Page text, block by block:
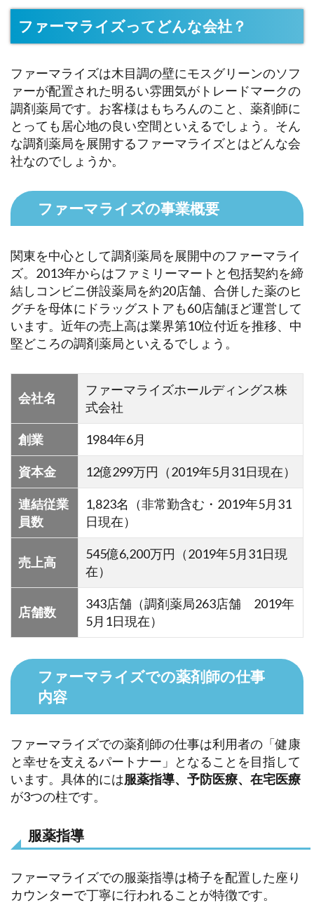
ファーマライズってどんな会社？
ファーマライズは木目調の壁にモスグリーンのソフ
ァーが配置された明るい雰囲気がトレードマークの
調剤薬局です。お客様はもちろんのこと、薬剤師に
とっても居心地の良い空間といえるでしょう。そん
な調剤薬局を展開するファーマライズとはどんな会
社なのでしょうか。
ファーマライズの事業概要
関東を中心として調剤薬局を展開中のファーマライ
ズ。2013年からはファミリーマートと包括契約を締
結しコンビニ併設薬局を約20店舗、合併した薬のヒ
グチを母体にドラッグストアも60店舗ほど運営して
います。近年の売上高は業界第10位付近を推移、中
堅どころの調剤薬局といえるでしょう。
会社名
ファーマライズホールディングス株
式会社
創業 1984年6月
資本金 12億299万円（2019年5月31日現在）
連結従業
員数
1,823名（非常勤含む・2019年5月31
日現在）
売上高
545億6,200万円（2019年5月31日現
在）
店舗数
343店舗（調剤薬局263店舗 2019年
5月1日現在）
ファーマライズでの薬剤師の仕事
内容
ファーマライズでの薬剤師の仕事は利用者の「健康
と幸せを支えるパートナー」となることを目指して
います。具体的には服薬指導、予防医療、在宅医療
が3つの柱です。
服薬指導
ファーマライズでの服薬指導は椅子を配置した座り
カウンターで丁寧に行われることが特徴です。